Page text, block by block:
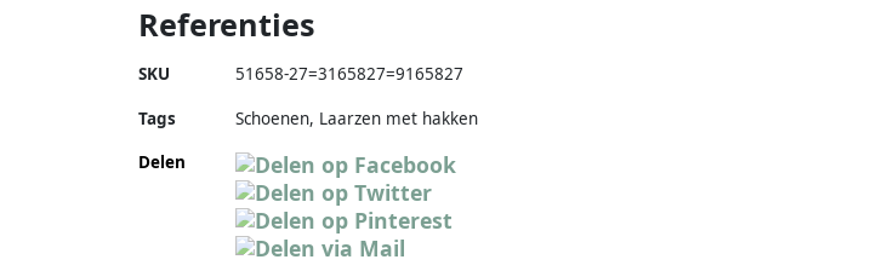
Referenties
SKU 51658-27=3165827=9165827
Tags
Schoenen, Laarzen met hakken
Delen